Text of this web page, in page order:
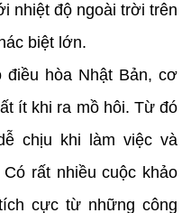
nhiệt độ ngoài trời trên
biệt lớn.
điều hòa Nhật Bản, cơ
ít khi ra mồ hôi. Từ đó
chịu khi làm việc và
rất nhiều cuộc khảo
cực từ những công